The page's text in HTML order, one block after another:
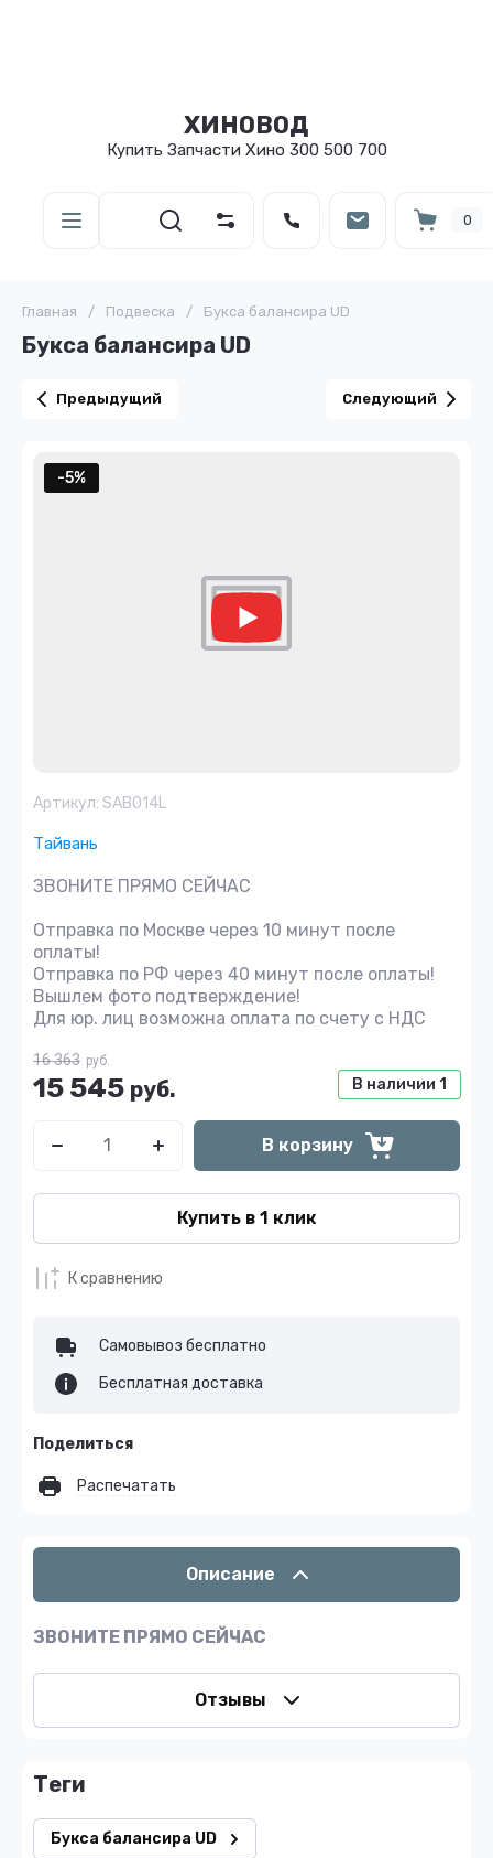
ХИНОВОД
Купить Запчасти Хино 300 500 700
0
Главная / Подвеска / Букса балансира UD
Букса балансира UD
Предыдущий Следующий
-5%
Артикул: SAB014L
Тайвань
ЗВОНИТЕ ПРЯМО СЕЙЧАС
Отправка по Москве через 10 минут после
оплаты!
Отправка по РФ через 40 минут после оплаты!
Вышлем фото подтверждение!
Для юр. лиц возможна оплата по счету с НДС
В наличии 1
16 363 руб.
15 545 руб.
В корзину
Купить в 1 клик
К сравнению
Самовывоз бесплатно
Бесплатная доставка
Поделиться
Распечатать
Описание
ЗВОНИТЕ ПРЯМО СЕЙЧАС
Отзывы
теги
Букса балансира UD